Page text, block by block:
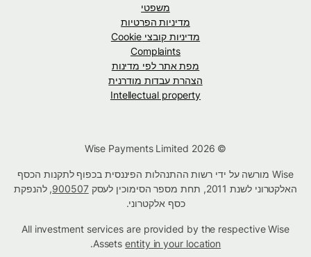
משפטי
מדיניות הפרטיות
מדיניות קובצי Cookie
Complaints
מפת אתר לפי מדינות
הצהרת עבדות מודרנית
Intellectual property
Wise מורשה על ידי רשות ההתנהלות הפיננסית בכפוף לתקנות הכסף
האלקטרוני לשנת 2011, תחת מספר הסימוכין לעסק
900507, להנפקת
כסף אלקטרוני.
All investment services are provided by the respective Wise
Assetsentity in your location
.